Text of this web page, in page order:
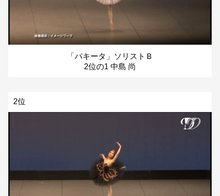
「パキータ」ソリストＢ
2位の1 中島 尚
2位